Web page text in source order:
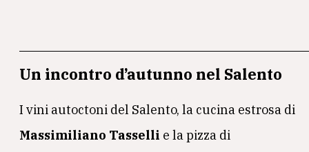
Un incontro d’autunno nel Salento
I vini autoctoni del Salento, la cucina estrosa di
Massimiliano Tasselli e la pizza di